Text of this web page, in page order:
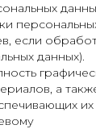
если
данных).
а
их